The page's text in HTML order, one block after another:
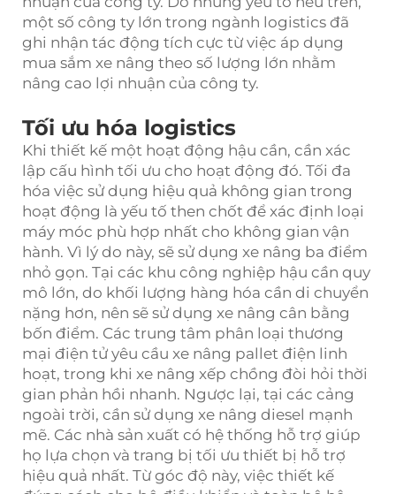
một số công ty lớn trong ngành logistics đã
ghi nhận tác động tích cực từ việc áp dụng
mua sắm xe nâng theo số lượng lớn nhằm
nâng cao lợi nhuận của công ty.
Tối ưu hóa logistics
Khi thiết kế một hoạt động hậu cần, cần xác
lập cấu hình tối ưu cho hoạt động đó. Tối đa
hóa việc sử dụng hiệu quả không gian trong
hoạt động là yếu tố then chốt để xác định loại
máy móc phù hợp nhất cho không gian vận
hành. Vì lý do này, sẽ sử dụng xe nâng ba điểm
nhỏ gọn. Tại các khu công nghiệp hậu cần quy
mô lớn, do khối lượng hàng hóa cần di chuyển
nặng hơn, nên sẽ sử dụng xe nâng cân bằng
bốn điểm. Các trung tâm phân loại thương
mại điện tử yêu cầu xe nâng pallet điện linh
hoạt, trong khi xe nâng xếp chồng đòi hỏi thời
gian phản hồi nhanh. Ngược lại, tại các cảng
ngoài trời, cần sử dụng xe nâng diesel mạnh
mẽ. Các nhà sản xuất có hệ thống hỗ trợ giúp
họ lựa chọn và trang bị tối ưu thiết bị hỗ trợ
hiệu quả nhất. Từ góc độ này, việc thiết kế